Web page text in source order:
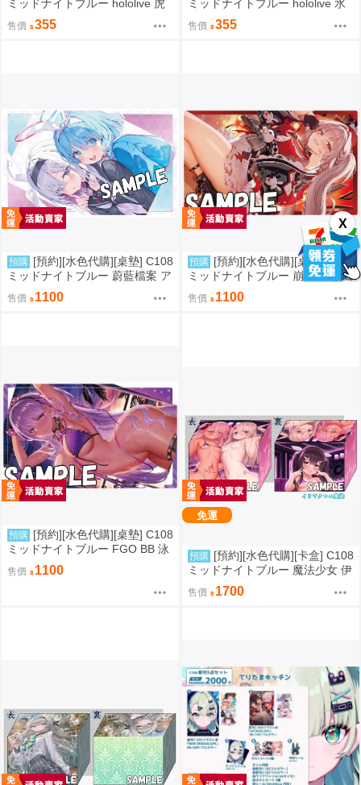
X
ミッドナイトブルー hololive 虎
金妃笑虎
售價 355
ミッドナイトブルー hololive 水
售價 355
預購 [預約][水色代購][桌墊] C108
ミッドナイトブルー 蔚藍檔案 ア
ロナ＆プラナ
售價 1100
預購 [預約][水色代購][桌墊] C108
ミッドナイトブルー 崩壞 星穹鐵
道 火花
售價 1100
預購 [預約][水色代購][桌墊] C108
ミッドナイトブルー FGO BB 泳
售價 1100
免運
預購 [預約][水色代購][卡盒] C108
ミッドナイトブルー 魔法少女 伊
莉雅&美遊&克洛伊
售價 1700